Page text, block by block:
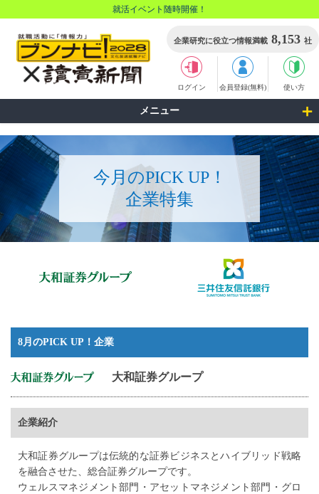
就活イベント随時開催！
企業研究に役立つ情報満載 8,153 社
ログイン 会員登録(無料) 使い方
メニュー
今月のPICK UP！
企業特集
8月のPICK UP！企業
大和証券グループ
企業紹介
大和証券グループは伝統的な証券ビジネスとハイブリッド戦略
を融合させた、総合証券グループです。
ウェルスマネジメント部門・アセットマネジメント部門・グロ